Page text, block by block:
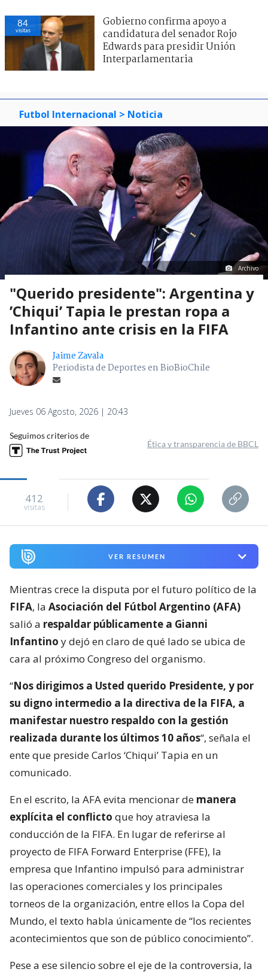
84
visitas
Gobierno confirma apoyo a
candidatura del senador Rojo
Edwards para presidir Unión
Interparlamentaria
Futbol Internacional > Noticia
Archivo
"Querido presidente": Argentina y
’Chiqui’ Tapia le prestan ropa a
Infantino ante crisis en la FIFA
Jaime Zavala
Periodista de Deportes en BioBioChile
Jueves 06 Agosto, 2026 | 20:43
Seguimos criterios de
Ética y transparencia de BBCL
412
visitas
VER RESUMEN
Mientras crece la disputa por el futuro político de la
FIFA, la Asociación del Fútbol Argentino (AFA)
salió a respaldar públicamente a Gianni
Infantino y dejó en claro de qué lado se ubica de
cara al próximo Congreso del organismo.
“Nos dirigimos a Usted querido Presidente, y por
su digno intermedio a la directiva de la FIFA, a
manifestar nuestro respaldo con la gestión
realizada durante los últimos 10 años“, señala el
ente que preside Carlos ‘Chiqui’ Tapia en un
comunicado.
En el escrito, la AFA evita mencionar de manera
explícita el conflicto que hoy atraviesa la
conducción de la FIFA. En lugar de referirse al
proyecto de FIFA Forward Enterprise (FFE), la
empresa que Infantino impulsó para administrar
las operaciones comerciales y los principales
torneos de la organización, entre ellos la Copa del
Mundo, el texto habla únicamente de “los recientes
acontecimientos que son de público conocimiento”.
Pese a ese silencio sobre el eje de la controversia, la